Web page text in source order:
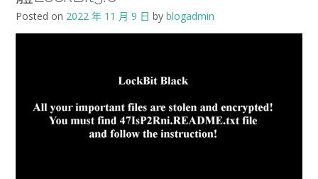
Posted on 2022 年 11 月 9 日 by blogadmin